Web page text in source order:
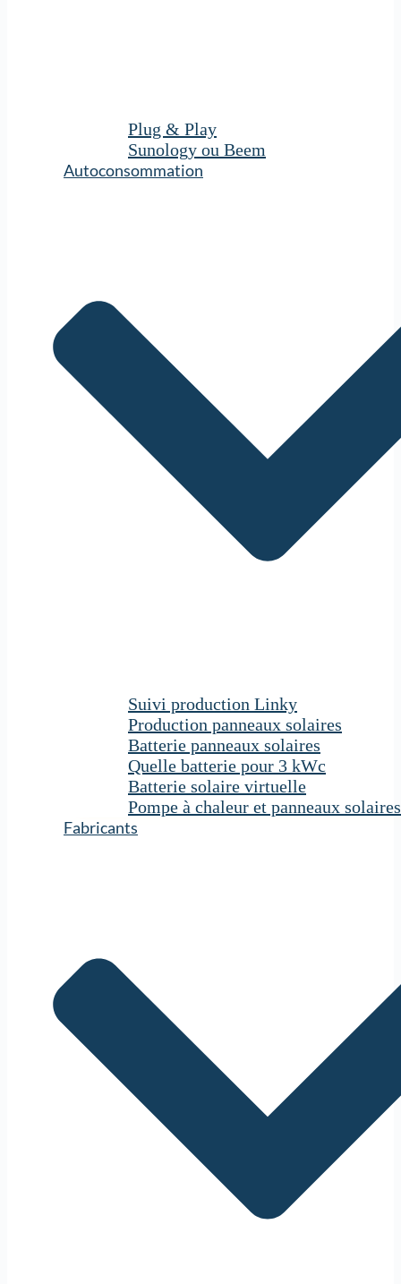
Plug & Play
Sunology ou Beem
Autoconsommation
Suivi production Linky
Production panneaux solaires
Batterie panneaux solaires
Quelle batterie pour 3 kWc
Batterie solaire virtuelle
Pompe à chaleur et panneaux solaires
Fabricants